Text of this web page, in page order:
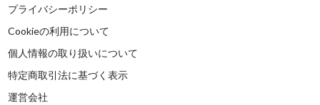
プライバシーポリシー
Cookieの利用について
個人情報の取り扱いについて
特定商取引法に基づく表示
運営会社